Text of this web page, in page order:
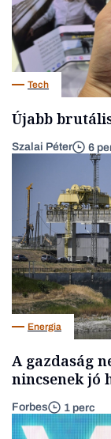
Tech
Újabb
Szalai Péter 6
Energia
A gazdaság
nincsenek jó
Forbes 1 perc